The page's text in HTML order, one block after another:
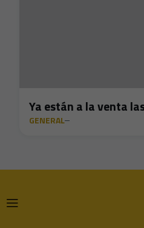
Ya están a la venta
GENERAL